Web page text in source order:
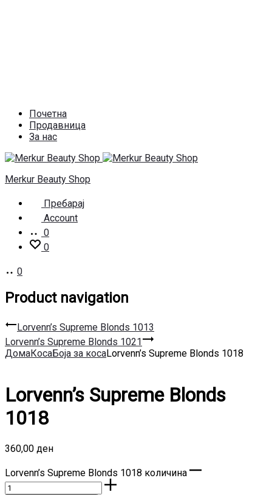
Почетна
Продавница
За нас
Merkur Beauty Shop
Пребарај
Account
0
0
0
Product navigation
Lorvenn’s Supreme Blonds 1013
Lorvenn’s Supreme Blonds 1021
ДомаКосаБоја за косаLorvenn’s Supreme Blonds 1018
Lorvenn’s Supreme Blonds
1018
360,00 ден
Lorvenn’s Supreme Blonds 1018 количина